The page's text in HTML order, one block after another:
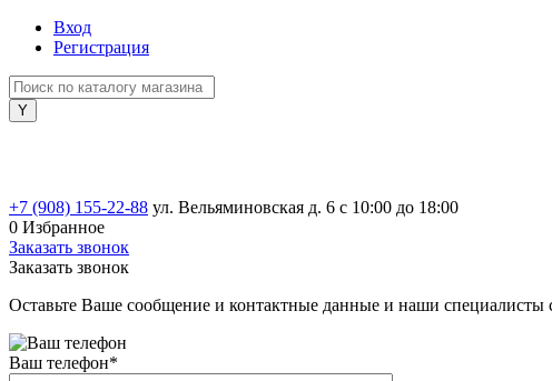
Вход
Регистрация
+7 (908) 155-22-88 ул. Вельяминовская д. 6 с 10:00 до 18:00
0 Избранное
Заказать звонок
Заказать звонок
Оставьте Ваше сообщение и контактные данные и наши
Ваш телефон*